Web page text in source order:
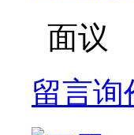
面议
留言询